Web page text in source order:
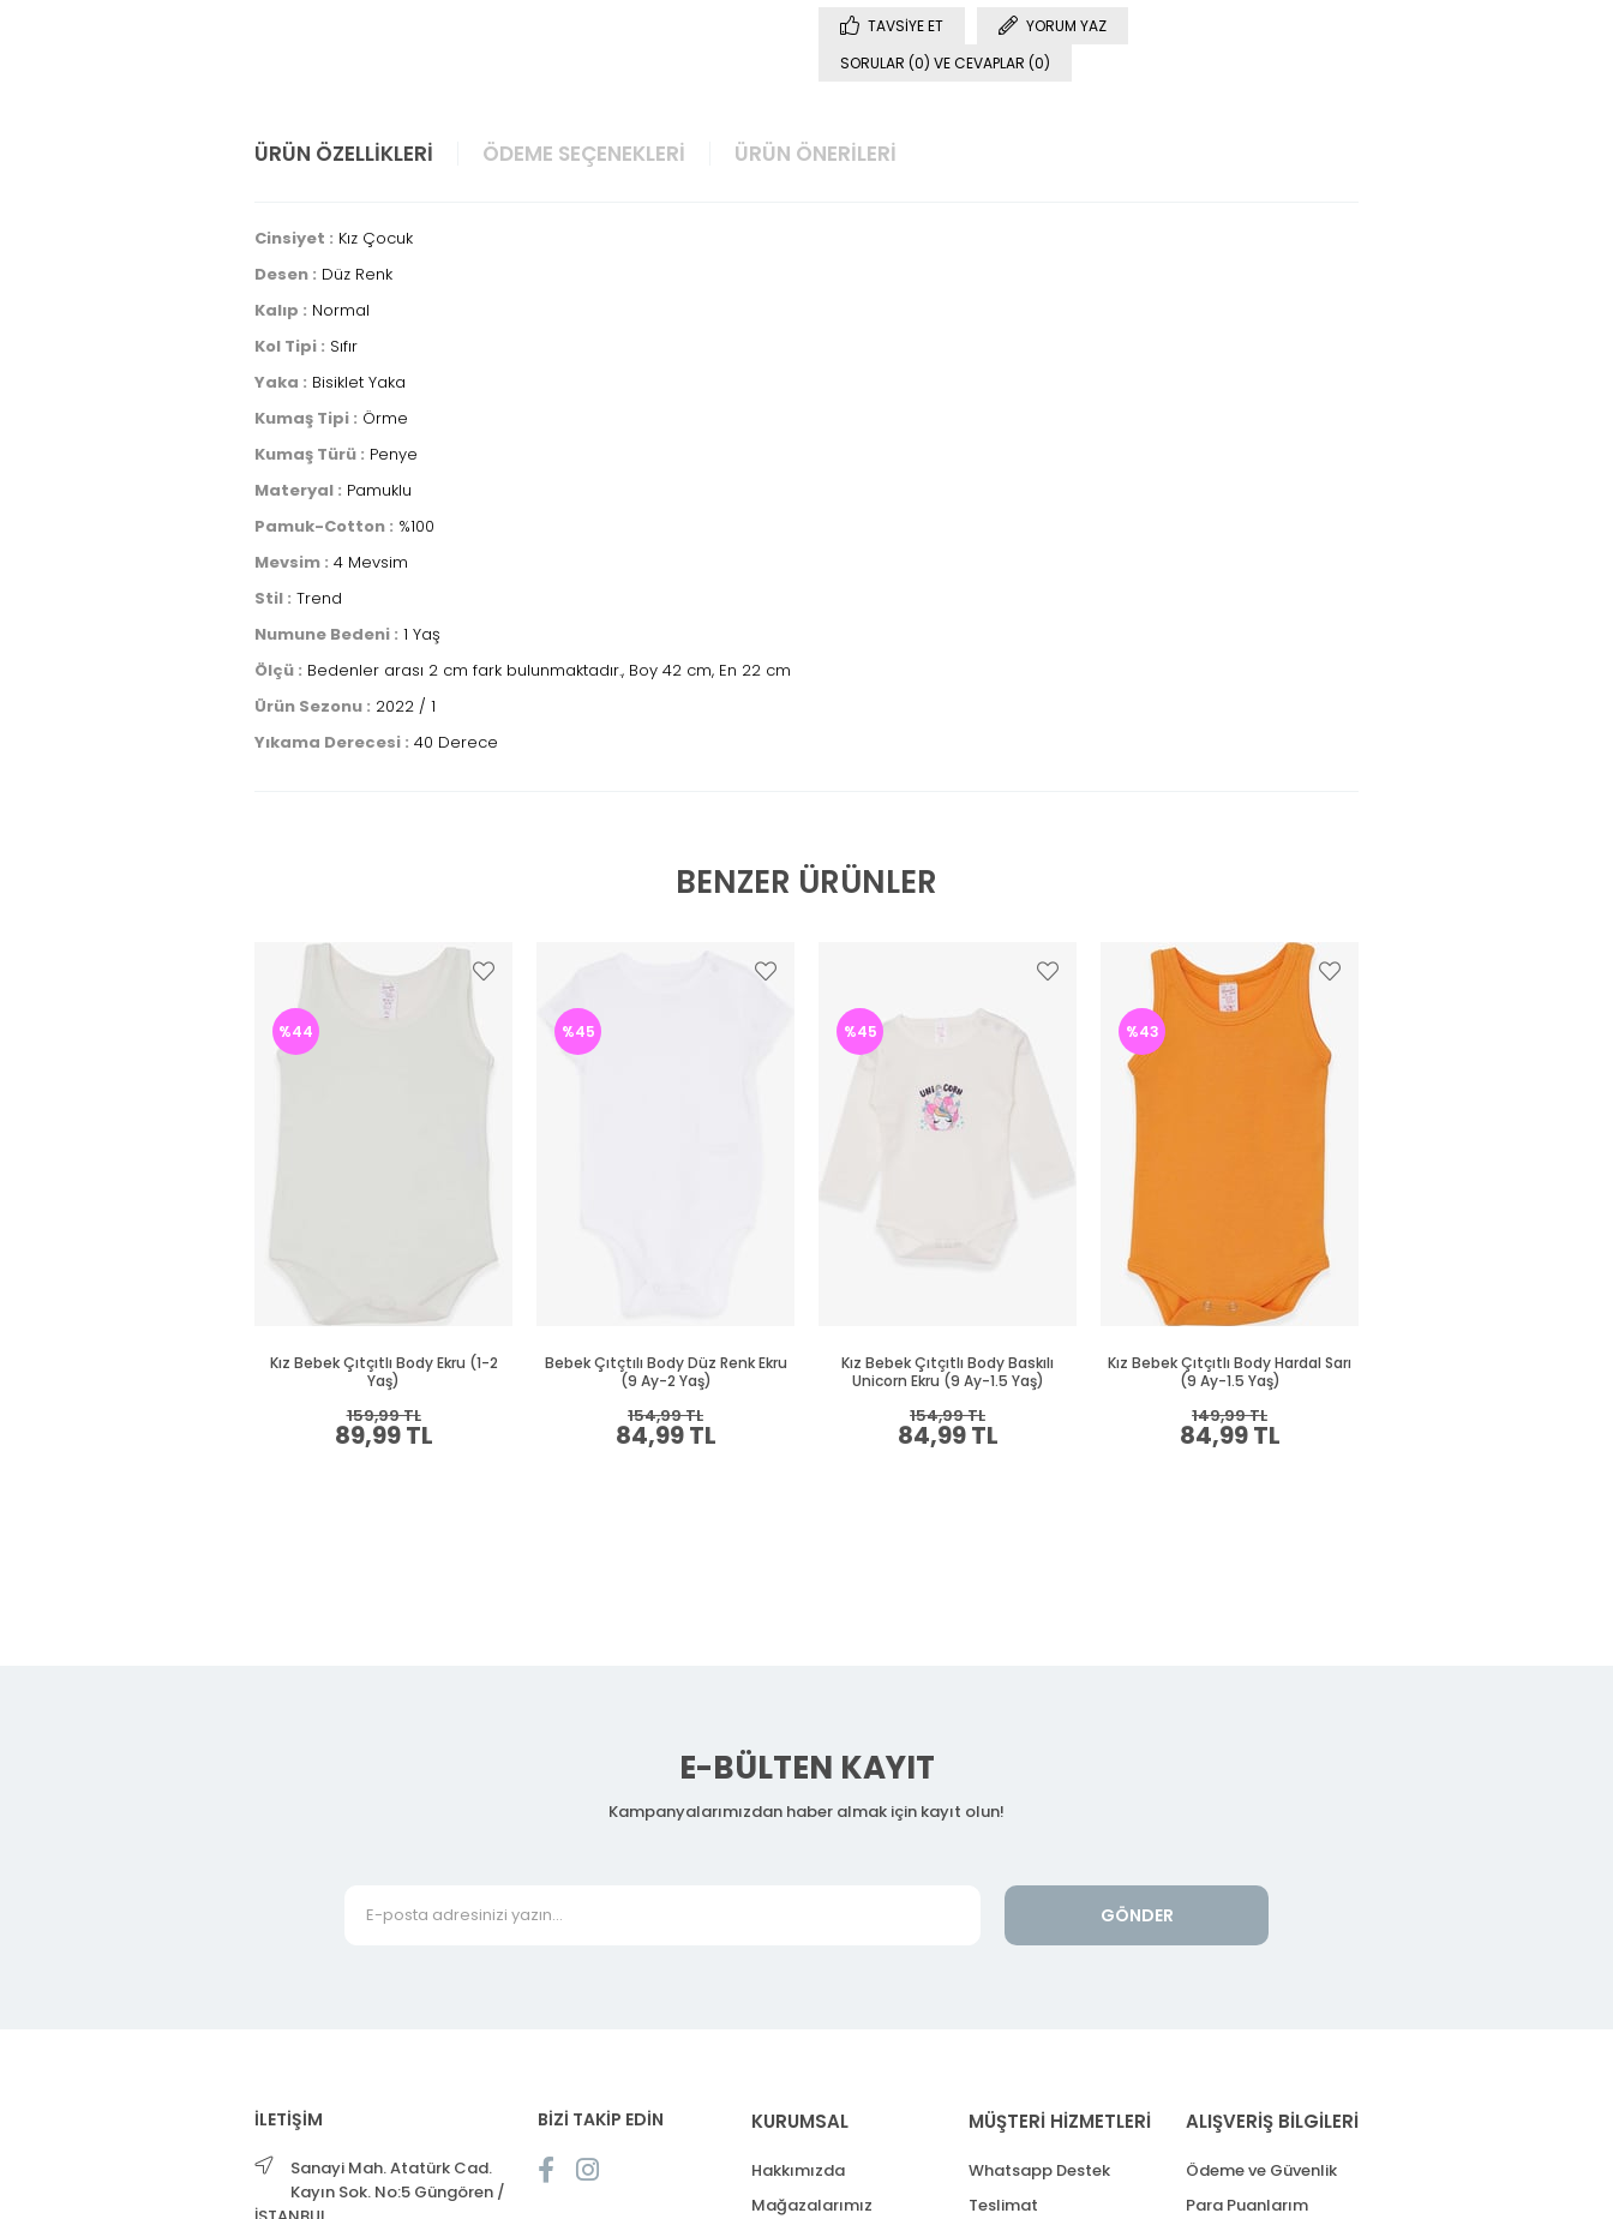
TAVSIYE ET
YORUM YAZ
SORULAR (0) VE CEVAPLAR (0)
ÜRÜN ÖZELLIKLERI ÖDEME SEÇENEKLERI ÜRÜN ÖNERILERI
Cinsiyet : Kız Çocuk
Desen : Düz Renk
Kalıp : Normal
Kol Tipi : Sıfır
Yaka : Bisiklet Yaka
Kumaş Tipi : Örme
Kumaş Türü : Penye
Materyal : Pamuklu
Pamuk-Cotton : %100
Mevsim : 4 Mevsim
Stil : Trend
Numune Bedeni : 1 Yaş
Ölçü : Bedenler arası 2 cm fark bulunmaktadır., Boy 42 cm, En 22 cm
Ürün Sezonu : 2022 / 1
Yıkama Derecesi : 40 Derece
BENZER ÜRÜNLER
Kız Bebek Çıtçıtlı Body Ekru (1-2
Yaş)
89,99 TL
159,99 TL
%44
Bebek Çıtçtılı Body Düz Renk Ekru
(9 Ay-2 Yaş)
84,99 TL
154,99 TL
%45
Kız Bebek Çıtçıtlı Body Baskılı
Unicorn Ekru (9 Ay-1.5 Yaş)
84,99 TL
154,99 TL
%45
Kız Bebek Çıtçıtlı Body Hardal Sarı
(9 Ay-1.5 Yaş)
84,99 TL
149,99 TL
%43
E-BÜLTEN KAYIT
Kampanyalarımızdan haber almak için kayıt olun!
GÖNDER
İLETİŞİM
Sanayi Mah. Atatürk Cad.
Kayın Sok. No:5 Güngören /
BİZİ TAKİP EDİN KURUMSAL
Hakkımızda
Mağazalarımız
MÜŞTERİ HİZMETLERİ
Whatsapp Destek
Teslimat
ALIŞVERİŞ BİLGİLERİ
Ödeme ve Güvenlik
Para Puanlarım